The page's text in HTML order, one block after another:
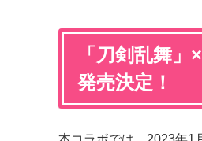
「刀剣乱舞
発売決定！